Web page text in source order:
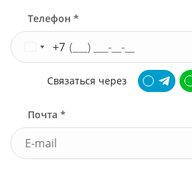
Телефон *
+7
Связаться через
Почта *